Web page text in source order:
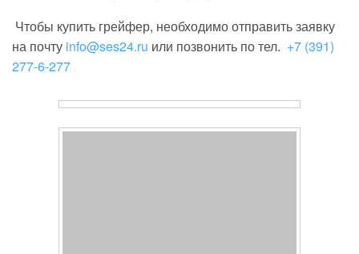
Чтобы купить грейфер, необходимо отправить заявку
на почту info@ses24.ru или позвонить по тел. +7 (391)
277-6-277